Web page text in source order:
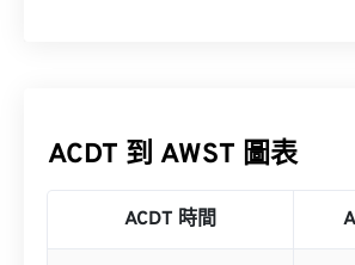
ACDT 到 AWST 圖表
ACDT 時間